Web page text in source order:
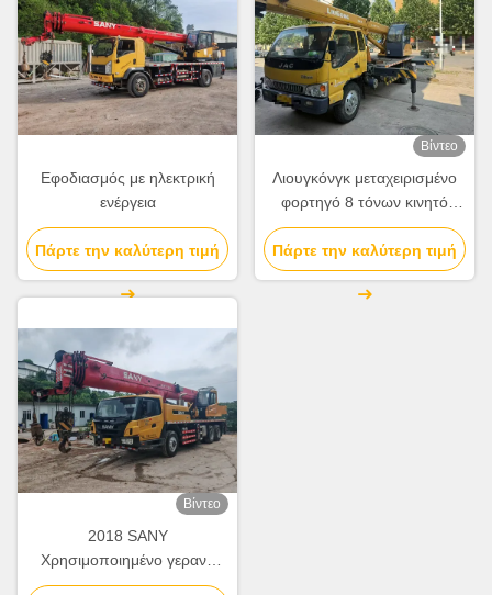
Εφοδιασμός με ηλεκτρική
ενέργεια
Πάρτε την καλύτερη τιμή
Βίντεο
Λιουγκόνγκ μεταχειρισμένο
φορτηγό 8 τόνων κινητό
γερανό 2012 QY8A
χρησιμοποιείται
Πάρτε την καλύτερη τιμή
Βίντεο
2018 SANY
Χρησιμοποιημένο γερανό
φορτηγών 25T STC250T